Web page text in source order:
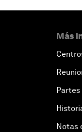
Más
Notas